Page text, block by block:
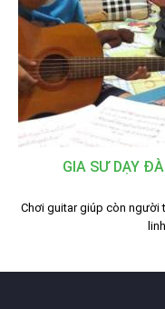
GIA SƯ DẠY
Chơi guitar giúp còn người